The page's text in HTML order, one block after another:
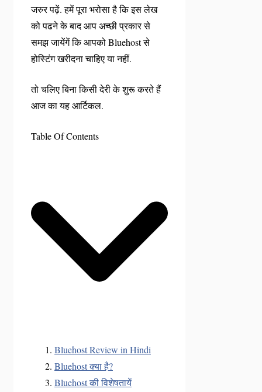
जरुर पढ़ें. हमें पूरा भरोसा है कि इस लेख
को पढने के बाद आप अच्छी प्रकार से
समझ जायेंगें कि आपको Bluehost से
होस्टिंग खरीदना चाहिए या नहीं.
तो चलिए बिना किसी देरी के शुरू करते हैं
आज का यह आर्टिकल.
Table Of Contents
Bluehost Review in Hindi
Bluehost क्या है?
Bluehost की विशेषतायें